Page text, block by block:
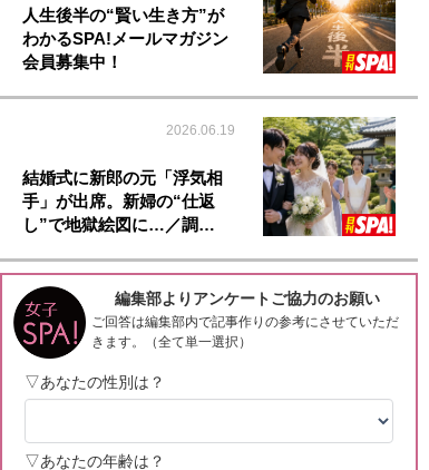
人生後半の“賢い生き方”が
わかるSPA!メールマガジン
会員募集中！
2026.06.19
結婚式に新郎の元「浮気相
手」が出席。新婦の“仕返
し”で地獄絵図に…／調…